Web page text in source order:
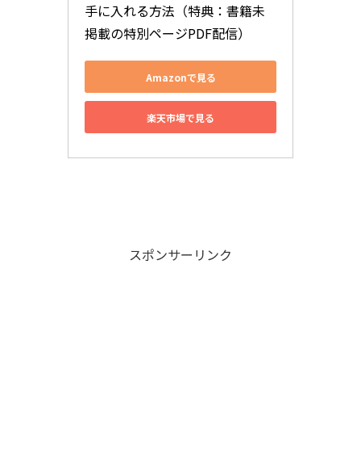
手に入れる方法（特典：書籍未
掲載の特別ページPDF配信）
Amazonで見る
楽天市場で見る
スポンサーリンク